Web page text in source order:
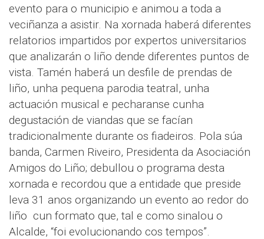
evento para o municipio e animou a toda a
veciñanza a asistir. Na xornada haberá diferentes
relatorios impartidos por expertos universitarios
que analizarán o liño dende diferentes puntos de
vista. Tamén haberá un desfile de prendas de
liño, unha pequena parodia teatral, unha
actuación musical e pecharanse cunha
degustación de viandas que se facían
tradicionalmente durante os fiadeiros. Pola súa
banda, Carmen Riveiro, Presidenta da Asociación
Amigos do Liño; debullou o programa desta
xornada e recordou que a entidade que preside
leva 31 anos organizando un evento ao redor do
liño cun formato que, tal e como sinalou o
Alcalde, “foi evolucionando cos tempos”.